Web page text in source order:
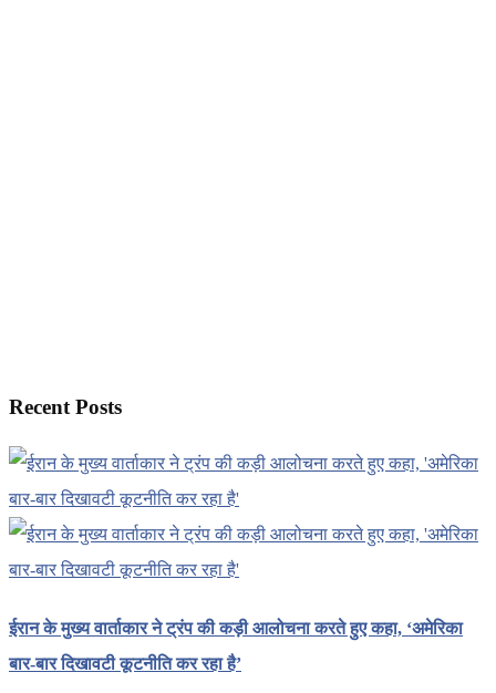
Recent Posts
ईरान के मुख्य वार्ताकार ने ट्रंप की कड़ी आलोचना करते हुए कहा, ‘अमेरिका
बार-बार दिखावटी कूटनीति कर रहा है’